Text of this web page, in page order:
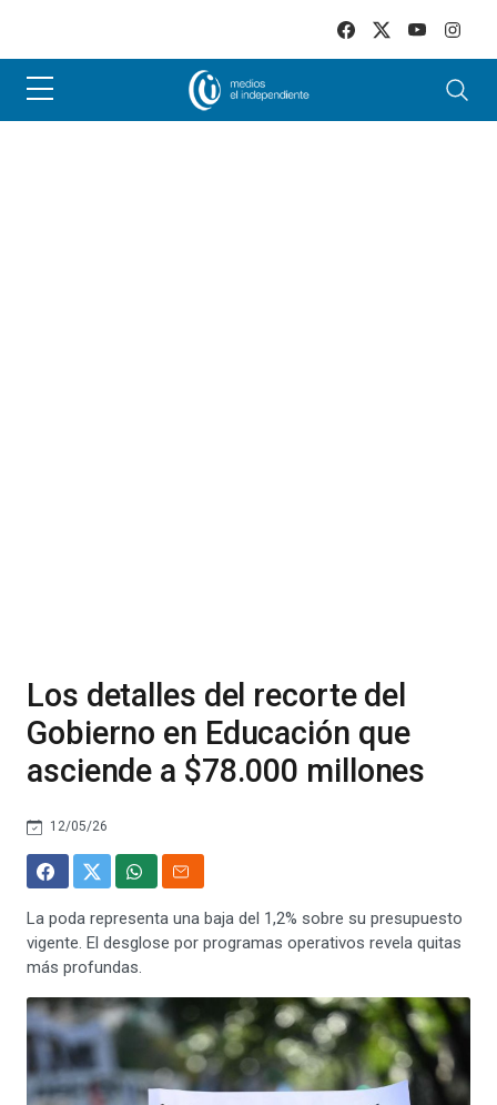
Los detalles del recorte del
Gobierno en Educación que
asciende a $78.000 millones
12/05/26
La poda representa una baja del 1,2% sobre su presupuesto
vigente. El desglose por programas operativos revela quitas
más profundas.